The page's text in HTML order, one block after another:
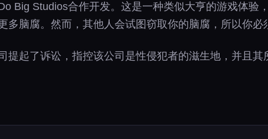
Big Studios合作开发。这是一种类似大亨的游戏体验
脑腐。然而，其他人会试图窃取你的脑腐，所以你必
提起了诉讼，指控该公司是性侵犯者的滋生地，并且